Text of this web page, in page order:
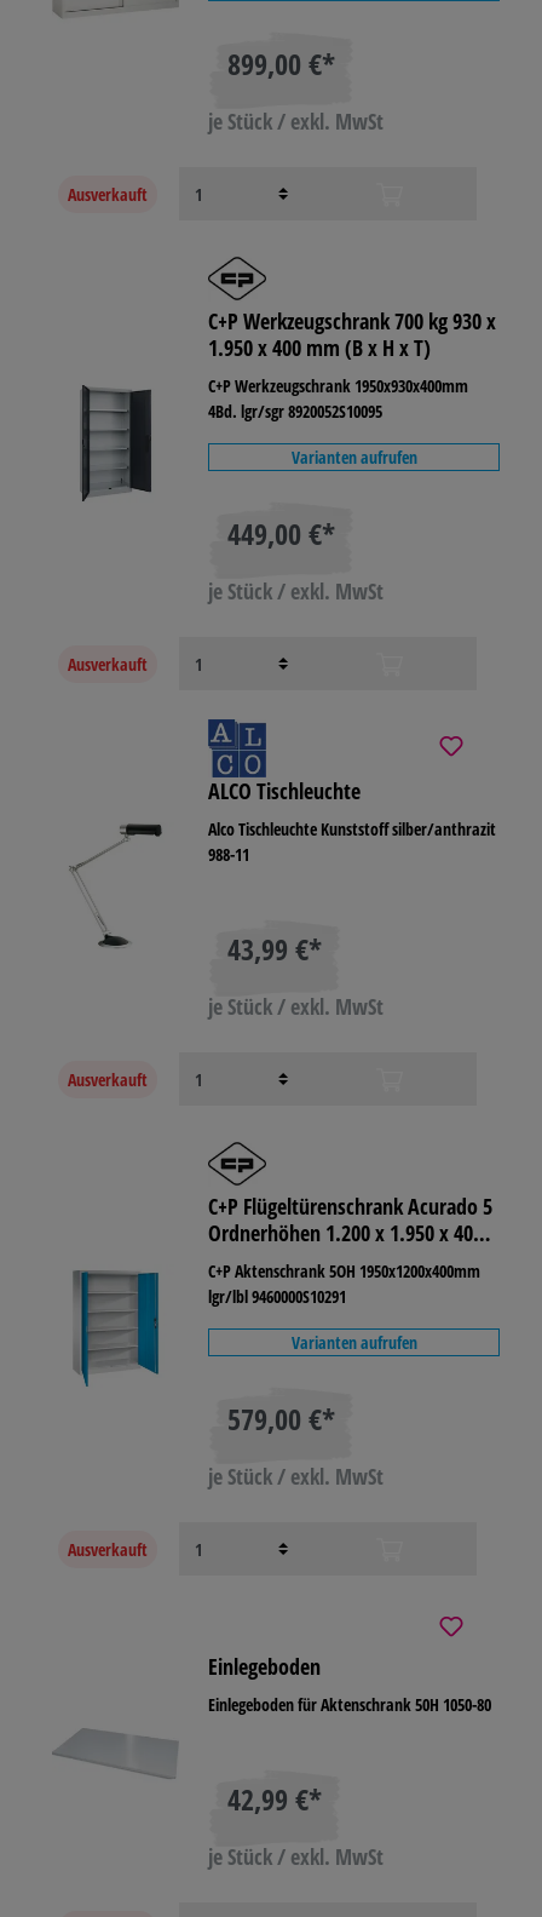
899,00 €*
je Stück / exkl. MwSt
Ausverkauft
C+P Werkzeugschrank 700 kg 930 x
1.950 x 400 mm (B x H x T)
C+P Werkzeugschrank 1950x930x400mm
4Bd. lgr/sgr 8920052S10095
Varianten aufrufen
449,00 €*
je Stück / exkl. MwSt
Ausverkauft
ALCO Tischleuchte
Alco Tischleuchte Kunststoff silber/anthrazit
988-11
43,99 €*
je Stück / exkl. MwSt
Ausverkauft
C+P Flügeltürenschrank Acurado 5
Ordnerhöhen 1.200 x 1.950 x 400
mm (B x H x T) lichtgrau
C+P Aktenschrank 5OH 1950x1200x400mm
lgr/lbl 9460000S10291
Varianten aufrufen
579,00 €*
je Stück / exkl. MwSt
Ausverkauft
Einlegeboden
Einlegeboden für Aktenschrank 50H 1050-80
42,99 €*
je Stück / exkl. MwSt